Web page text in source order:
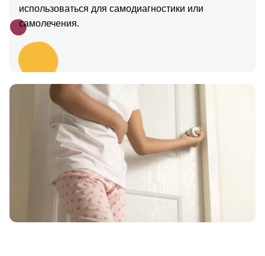
использоваться для самодиагностики или
самолечения.